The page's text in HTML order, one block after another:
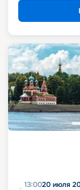
13:0020 июля